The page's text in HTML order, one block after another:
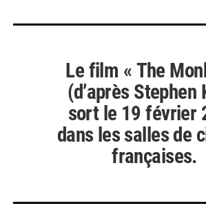
Le film « The
(d’après Stephen
sort le 19 février
dans les salles de
françaises.